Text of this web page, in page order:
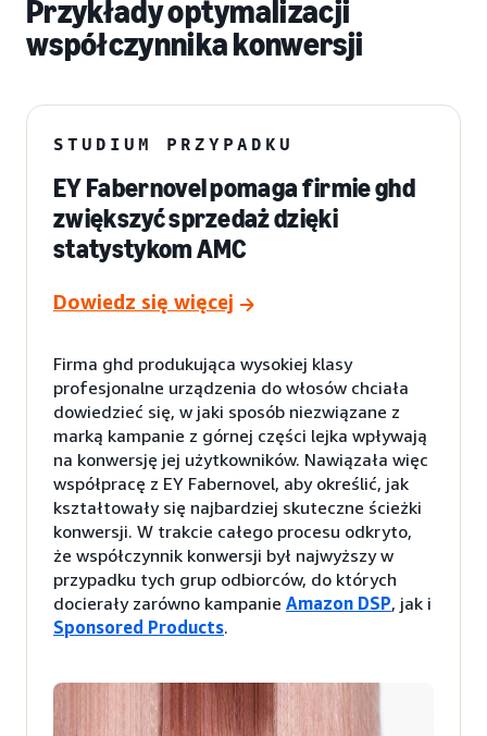
Przykłady optymalizacji
współczynnika konwersji
STUDIUM PRZYPADKU
EY Fabernovel pomaga firmie ghd
zwiększyć sprzedaż dzięki
statystykom AMC
Dowiedz się więcej
Firma ghd produkująca wysokiej klasy
profesjonalne urządzenia do włosów chciała
dowiedzieć się, w jaki sposób niezwiązane z
marką kampanie z górnej części lejka wpływają
na konwersję jej użytkowników. Nawiązała więc
współpracę z EY Fabernovel, aby określić, jak
kształtowały się najbardziej skuteczne ścieżki
konwersji. W trakcie całego procesu odkryto,
że współczynnik konwersji był najwyższy w
przypadku tych grup odbiorców, do których
docierały zarówno kampanie Amazon DSP, jak i
Sponsored Products.